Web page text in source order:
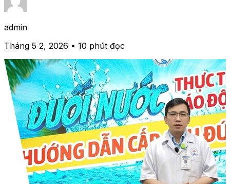
admin
Tháng 5 2, 2026 • 10 phút đọc